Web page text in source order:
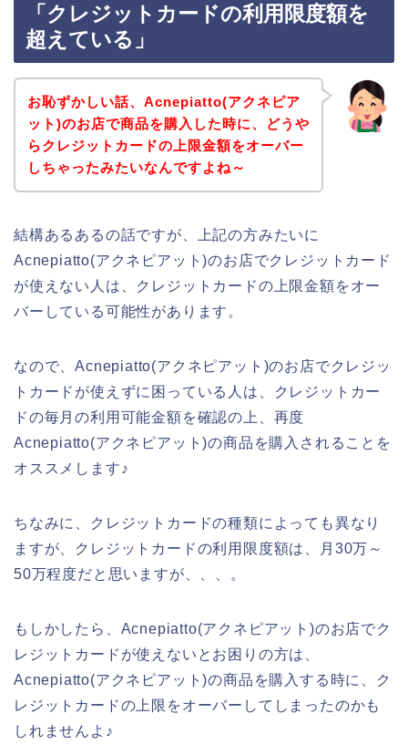
「クレジットカードの利用限度額を
超えている」
お恥ずかしい話、Acnepiatto(アクネピア
ット)のお店で商品を購入した時に、どうや
らクレジットカードの上限金額をオーバー
しちゃったみたいなんですよね～
結構あるあるの話ですが、上記の方みたいに
Acnepiatto(アクネピアット)のお店でクレジットカード
が使えない人は、クレジットカードの上限金額をオー
バーしている可能性があります。
なので、Acnepiatto(アクネピアット)のお店でクレジッ
トカードが使えずに困っている人は、クレジットカー
ドの毎月の利用可能金額を確認の上、再度
Acnepiatto(アクネピアット)の商品を購入されることを
オススメします♪
ちなみに、クレジットカードの種類によっても異なり
ますが、クレジットカードの利用限度額は、月30万～
50万程度だと思いますが、、、。
もしかしたら、Acnepiatto(アクネピアット)のお店でク
レジットカードが使えないとお困りの方は、
Acnepiatto(アクネピアット)の商品を購入する時に、ク
レジットカードの上限をオーバーしてしまったのかも
しれませんよ♪